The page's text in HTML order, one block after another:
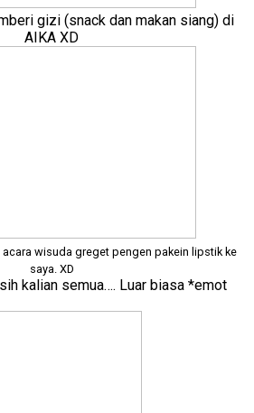
gizi (snack dan makan siang) di
AIKA XD
acara wisuda greget pengen pakein lipstik ke
saya. XD
kalian semua…. Luar biasa *emot